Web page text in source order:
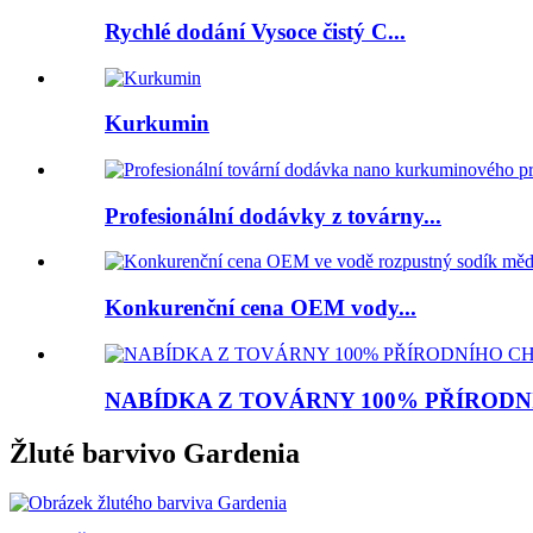
Rychlé dodání Vysoce čistý C...
Kurkumin
Profesionální dodávky z továrny...
Konkurenční cena OEM vody...
NABÍDKA Z TOVÁRNY 100%
Žluté barvivo Gardenia